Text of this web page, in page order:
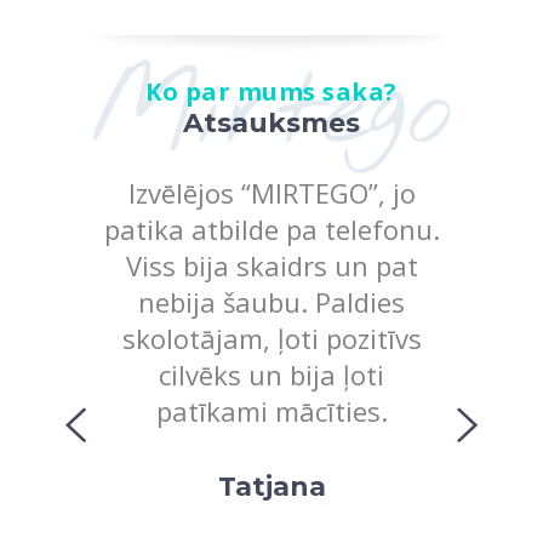
Mirtego
Ko par mums saka?
Atsauksmes
kas
ar to,
Izvēlējos “MIRTEGO”, jo
patika atbilde pa telefonu.
Viss bija skaidrs un pat
nebija šaubu. Paldies
skolotājam, ļoti pozitīvs
cilvēks un bija ļoti
patīkami mācīties.
Tatjana
gan